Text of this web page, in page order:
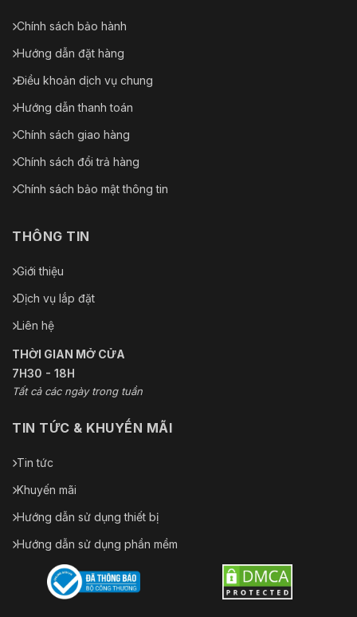
Chính sách bảo hành
Hướng dẫn đặt hàng
Điều khoản dịch vụ chung
Hướng dẫn thanh toán
Chính sách giao hàng
Chính sách đổi trả hàng
Chính sách bảo mật thông tin
THÔNG TIN
Giới thiệu
Dịch vụ lắp đặt
Liên hệ
THỜI GIAN MỞ CỬA
7H30 - 18H
Tất cả các ngày trong tuần
TIN TỨC & KHUYẾN MÃI
Tin tức
Khuyến mãi
Hướng dẫn sử dụng thiết bị
Hướng dẫn sử dụng phần mềm